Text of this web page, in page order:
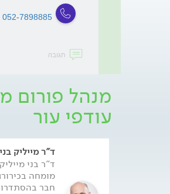
052-7898885
תגובה
מנהל פורום
עודפי עור
ד"ר מייליק בני
ד"ר בני
מומחה
חבר